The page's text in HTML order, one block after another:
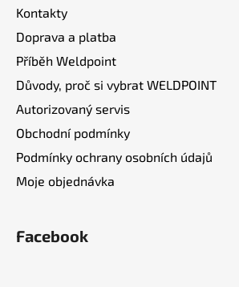
Kontakty
Doprava a platba
Příběh Weldpoint
Důvody, proč si vybrat WELDPOINT
Autorizovaný servis
Obchodní podmínky
Podmínky ochrany osobních údajů
Moje objednávka
Facebook